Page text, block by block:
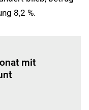
8,2 %.
mit